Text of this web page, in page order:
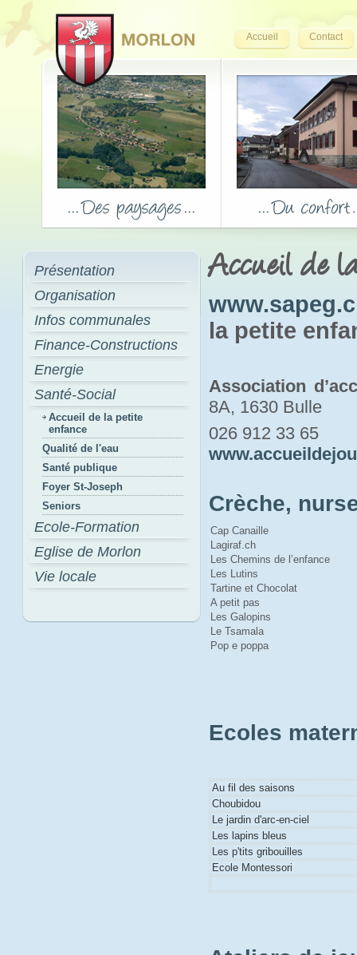
Accueil Contact
Présentation
Organisation
Infos communales
Finance-Constructions
Energie
Santé-Social
Accueil de la petite
enfance
Qualité de l'eau
Santé publique
Foyer St-Joseph
Seniors
Ecole-Formation
Eglise de Morlon
Vie locale
Accueil de
la petite
Association
8A, 1630 Bulle
026 912 33 65
Crèche,
Cap Canaille
Lagiraf.ch
Les Chemins de l’enfance
Les Lutins
Tartine et Chocolat
A petit pas
Les Galopins
Le Tsamala
Pop e poppa
Ecoles
Au fil des saisons
Choubidou
Le jardin d'arc-en-ciel
Les lapins bleus
Les p'tits gribouilles
Ecole Montessori